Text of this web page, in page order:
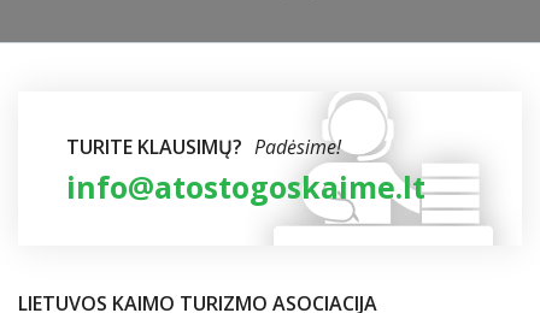
TURITE KLAUSIMŲ? Padėsime!
info@atostogoskaime.lt
LIETUVOS KAIMO TURIZMO ASOCIACIJA